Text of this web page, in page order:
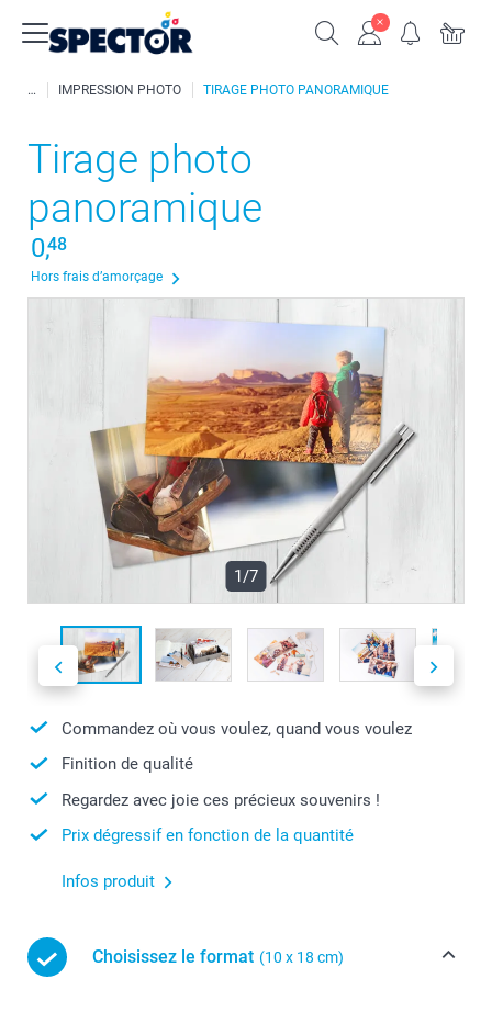
IMPRESSION PHOTO TIRAGE PHOTO PANORAMIQUE
Tirage photo
panoramique
0,48
Hors frais d’amorçage
1/7
Commandez où vous voulez, quand vous voulez
Finition de qualité
Regardez avec joie ces précieux souvenirs !
Prix dégressif en fonction de la quantité
Infos produit
Choisissez le format (10 x 18 cm)